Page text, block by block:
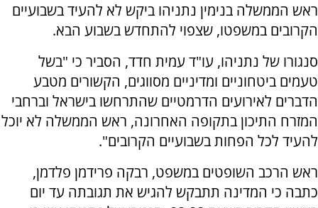
ראש הממשלה בנימין נתניהו ביקש לא להעיד בשבועיים
הקרובים במשפטו, שצפוי להתחדש בשבוע הבא.
סנגורו של נתניהו, עו"ד עמית חדד, הסביר כי "בשל
טעמים ביטחוניים ומדיניים מסווגים, הקשורים מטבע
הדברים לאירועים הדרמטיים שהתרחשו בישראל וברחבי
המזרח התיכון בתקופה האחרונה, ראש הממשלה לא יוכל
להעיד לכל הפחות בשבועיים הקרובים".
ראש הרכב השופטים במשפט, רבקה פרידמן פלדמן,
כתבה כי המדינה תתבקש להגיש את תגובתה עד יום